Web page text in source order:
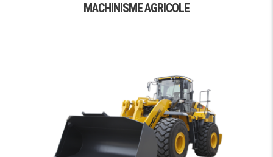
MACHINISME AGRICOLE